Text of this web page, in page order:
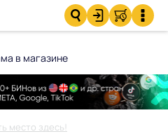
в магазине
место здесь!